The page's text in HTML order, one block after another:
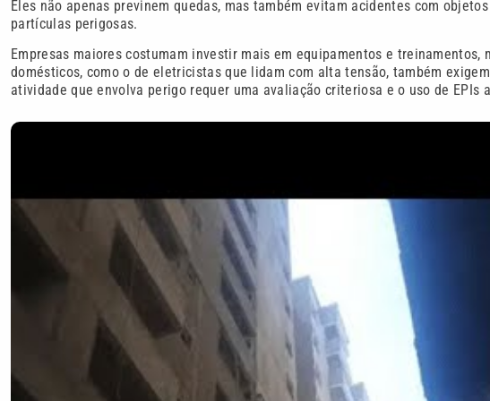
Eles não apenas previnem quedas, mas também evitam acidentes com
partículas perigosas.
Empresas maiores costumam investir mais em equipamentos e treinamentos,
domésticos, como o de eletricistas que lidam com alta tensão, também
atividade que envolva perigo requer uma avaliação criteriosa e o uso de EPIs